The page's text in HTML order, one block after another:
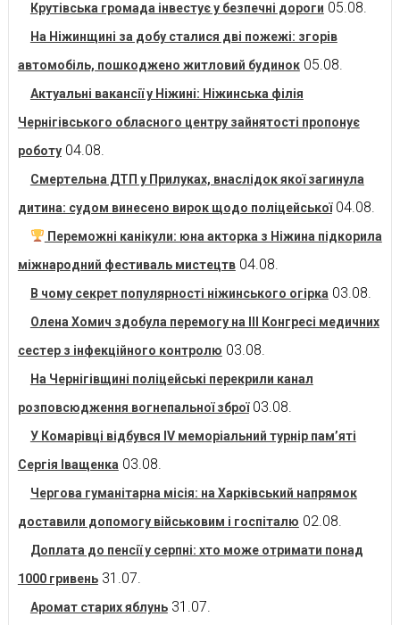
Крутівська громада інвестує у безпечні дороги 05.08.
На Ніжинщині за добу сталися дві пожежі: згорів
автомобіль, пошкоджено житловий будинок 05.08.
Актуальні вакансії у Ніжині: Ніжинська філія
Чернігівського обласного центру зайнятості пропонує
роботу 04.08.
Смертельна ДТП у Прилуках, внаслідок якої загинула
дитина: судом винесено вирок щодо поліцейської 04.08.
Переможні канікули: юна акторка з Ніжина підкорила
міжнародний фестиваль мистецтв 04.08.
В чому секрет популярності ніжинського огірка 03.08.
Олена Хомич здобула перемогу на ІІІ Конгресі медичних
сестер з інфекційного контролю 03.08.
На Чернігівщині поліцейські перекрили канал
розповсюдження вогнепальної зброї 03.08.
У Комарівці відбувся IV меморіальний турнір пам’яті
Сергія Іващенка 03.08.
Чергова гуманітарна місія: на Харківський напрямок
доставили допомогу військовим і госпіталю 02.08.
Доплата до пенсії у серпні: хто може отримати понад
1000 гривень 31.07.
Аромат старих яблунь 31.07.